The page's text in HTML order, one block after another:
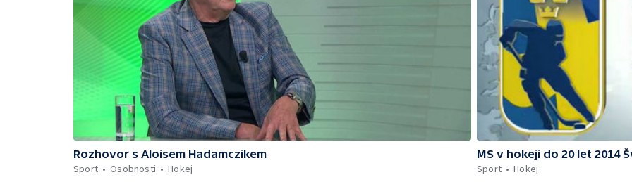
Rozhovor s Aloisem Hadamczikem
Sport
Osobnosti Hokej
MS v hokeji do 20 let 2014
Sport
Hokej